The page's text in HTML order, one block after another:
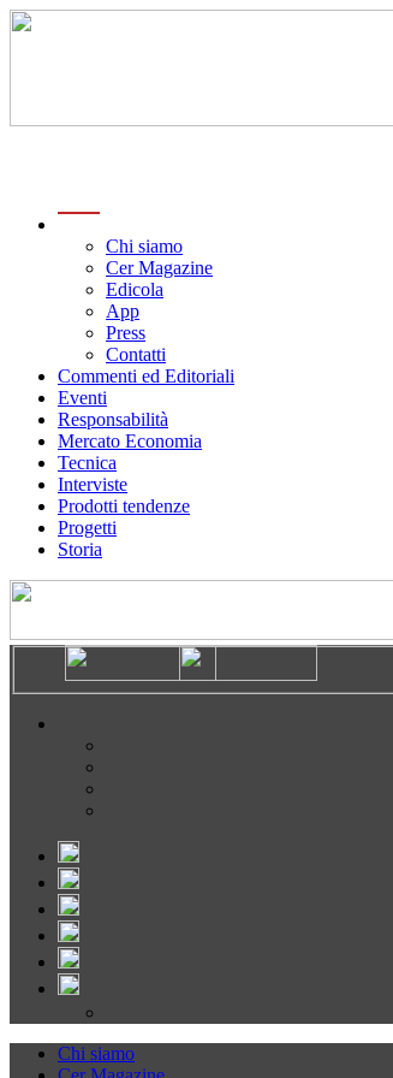
Chi siamo
Cer Magazine
Edicola
App
Press
Contatti
Commenti ed Editoriali
Eventi
Responsabilità
Mercato Economia
Tecnica
Interviste
Prodotti tendenze
Progetti
Storia
Chi siamo